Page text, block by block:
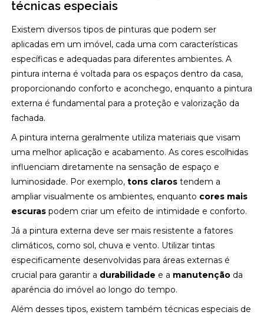
técnicas especiais
Existem diversos tipos de pinturas que podem ser
aplicadas em um imóvel, cada uma com características
específicas e adequadas para diferentes ambientes. A
pintura interna é voltada para os espaços dentro da casa,
proporcionando conforto e aconchego, enquanto a pintura
externa é fundamental para a proteção e valorização da
fachada.
A pintura interna geralmente utiliza materiais que visam
uma melhor aplicação e acabamento. As cores escolhidas
influenciam diretamente na sensação de espaço e
luminosidade. Por exemplo,tons claros tendem a
ampliar visualmente os ambientes, enquanto cores mais
escuras podem criar um efeito de intimidade e conforto.
Já a pintura externa deve ser mais resistente a fatores
climáticos, como sol, chuva e vento. Utilizar tintas
especificamente desenvolvidas para áreas externas é
crucial para garantir a durabilidade e a manutenção da
aparência do imóvel ao longo do tempo.
Além desses tipos, existem também técnicas especiais de